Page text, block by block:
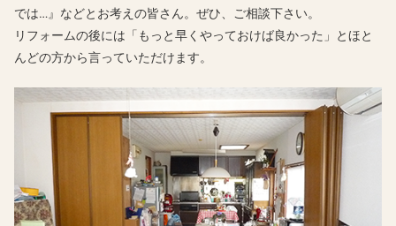
では…』などとお考えの皆さん。ぜひ、ご相談下さい。
リフォームの後には「もっと早くやっておけば良かった」とほと
んどの方から言っていただけます。